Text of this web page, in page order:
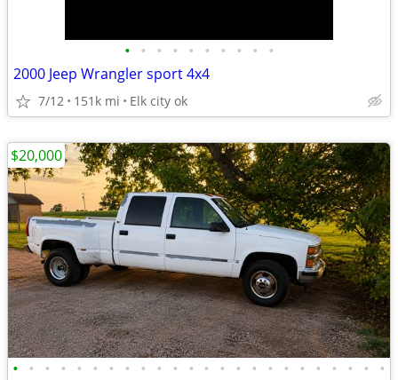
• • • • • • • • • •
2000 Jeep Wrangler sport 4x4
7/12 151k mi Elk city ok
• • • • • • • • • • • • • • • • • • • • • • • •
$20,000